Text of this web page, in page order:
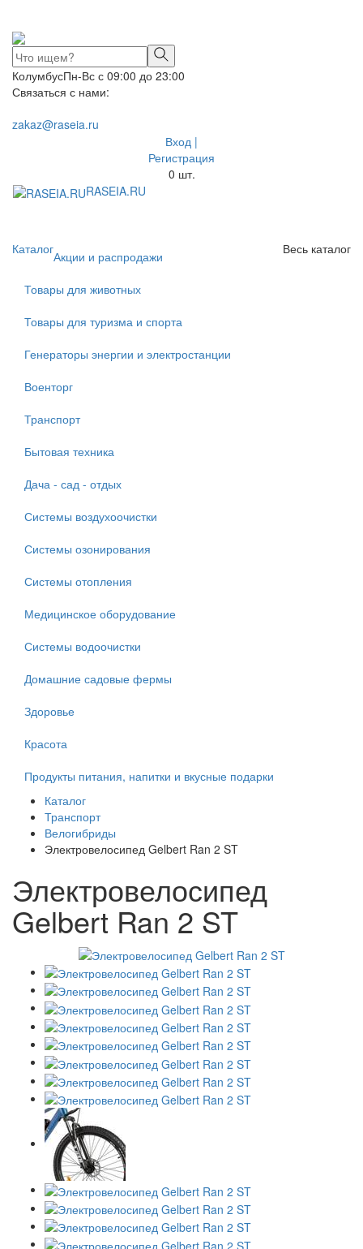
КолумбусПн-Вс с 09:00 до 23:00
Связаться с нами:
zakaz@raseia.ru
Вход |
Регистрация
0 шт.
RASEIA.RU
Каталог
Весь каталог
Акции и распродажи
Товары для животных
Товары для туризма и спорта
Генераторы энергии и электростанции
Военторг
Транспорт
Бытовая техника
Дача - сад - отдых
Системы воздухоочистки
Системы озонирования
Системы отопления
Медицинское оборудование
Системы водоочистки
Домашние садовые фермы
Здоровье
Красота
Продукты питания, напитки и вкусные подарки
Каталог
Транспорт
Велогибриды
Электровелосипед Gelbert Ran 2 ST
Электровелосипед
Gelbert Ran 2 ST